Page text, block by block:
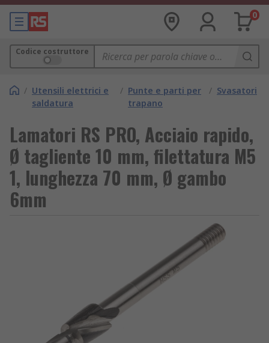
0
Codice costruttore
/ Utensili elettrici e
saldatura
/ Punte e parti per
trapano
/ Svasatori
Lamatori RS PRO, Acciaio rapido,
Ø tagliente 10 mm, filettatura M5
1, lunghezza 70 mm, Ø gambo
6mm